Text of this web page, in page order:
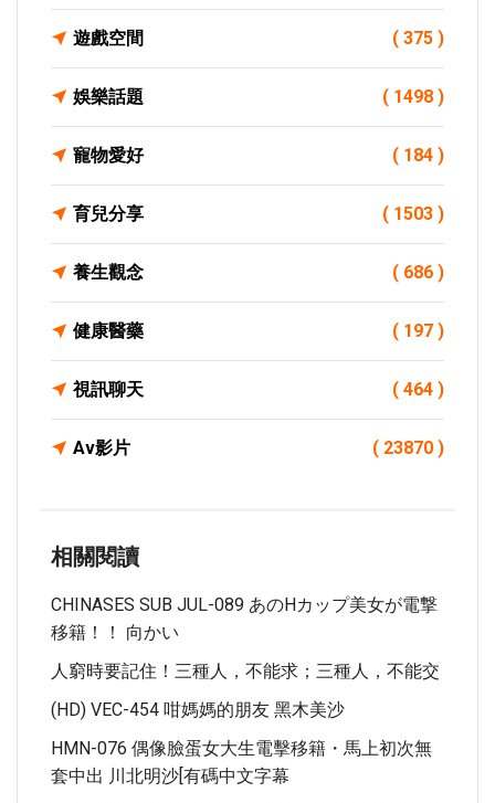
遊戲空間 ( 375 )
娛樂話題 ( 1498 )
寵物愛好 ( 184 )
育兒分享 ( 1503 )
養生觀念 ( 686 )
健康醫藥 ( 197 )
視訊聊天 ( 464 )
Av影片 ( 23870 )
相關閱讀
CHINASES SUB JUL-089 あのHカップ美女が電撃
移籍！！ 向かい
人窮時要記住！三種人，不能求；三種人，不能交
(HD) VEC-454 咁媽媽的朋友 黑木美沙
HMN-076 偶像臉蛋女大生電擊移籍・馬上初次無
套中出 川北明沙[有碼中文字幕